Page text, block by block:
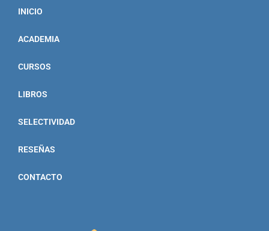
INICIO
ACADEMIA
CURSOS
LIBROS
SELECTIVIDAD
RESEÑAS
CONTACTO